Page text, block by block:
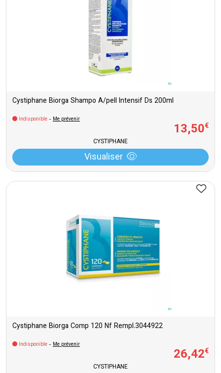
Cystiphane Biorga Shampo A/pell Intensif Ds 200ml
Indisponible - Me prévenir
13,50€
CYSTIPHANE
Visualiser
Cystiphane Biorga Comp 120 Nf Rempl.3044922
Indisponible - Me prévenir
26,42€
CYSTIPHANE